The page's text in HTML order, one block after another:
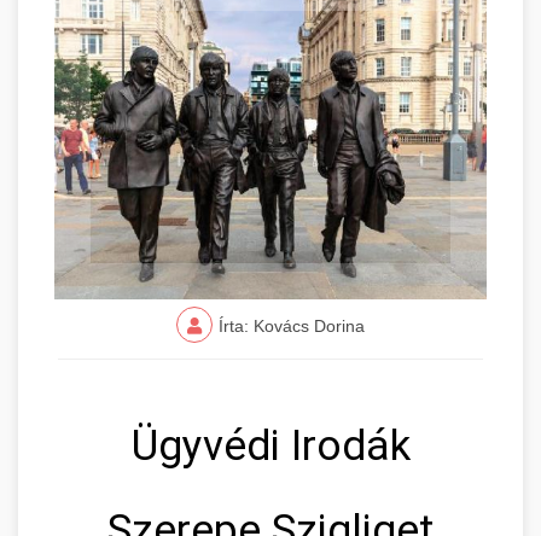
Írta: Kovács Dorina
Ügyvédi Irodák